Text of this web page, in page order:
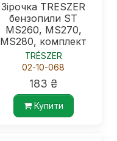
Зірочка TRESZER
бензопили ST
MS260, MS270,
MS280, комплект
.325"
TRÉSZER
02-10-068
183 ₴
Купити